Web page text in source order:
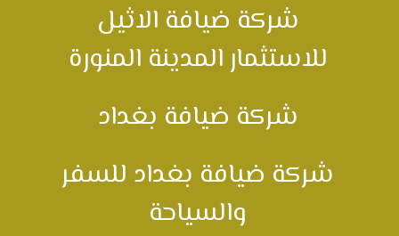
شركة ضيافة الاثيل
للاستثمار المدينة المنورة
شركة ضيافة بغداد
شركة ضيافة بغداد للسفر
والسياحة